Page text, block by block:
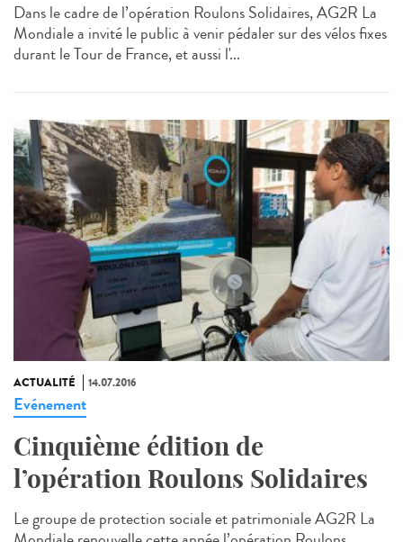
Dans le cadre de l’opération Roulons Solidaires, AG2R La
Mondiale a invité le public à venir pédaler sur des vélos fixes
durant le Tour de France, et aussi l'...
ACTUALITÉ 14.07.2016
Evénement
Cinquième édition de
l’opération Roulons Solidaires
Le groupe de protection sociale et patrimoniale AG2R La